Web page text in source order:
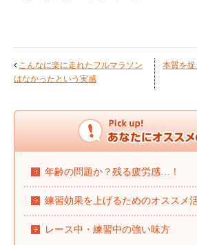
こんなに楽に走れたフルマラソン
はなかったという実感
本質を
年齢の問題か？残る疲労感…！
練習効果を上げるためのオススメ
レース中・練習中の強い味方